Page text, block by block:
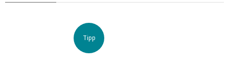
Tipp